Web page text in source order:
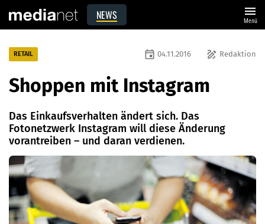
NEWS menu
Menü
RETAIL draw Redaktion
event 04.11.2016
Shoppen mit Instagram
Das Einkaufsverhalten ändert sich. Das
Fotonetzwerk Instagram will diese Änderung
vorantreiben – und daran verdienen.